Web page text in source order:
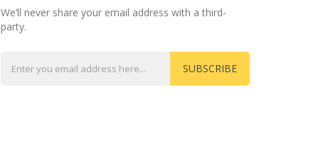
We’ll never share your email address with a third-
party.
SUBSCRIBE